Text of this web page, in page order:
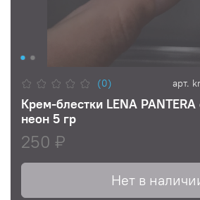
(0) арт.
Крем-блестки LENA
неон 5 гр
250 ₽
Нет в